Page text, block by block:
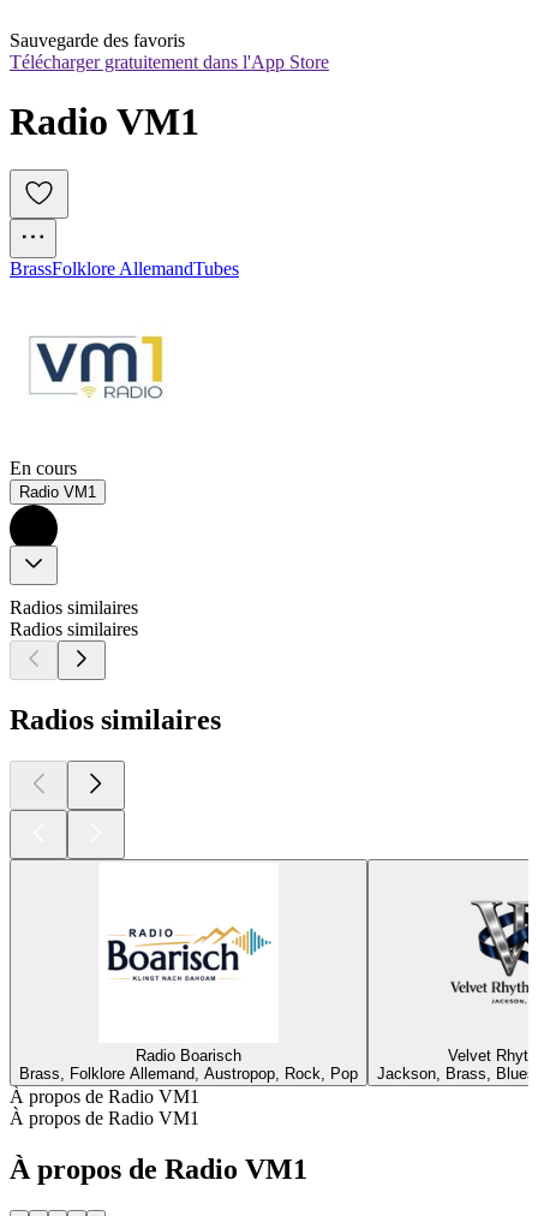
Sauvegarde des favoris
Télécharger gratuitement dans l'App Store
Radio VM1
BrassFolklore AllemandTubes
En cours
Radio VM1
Radios similaires
Radios similaires
Radios similaires
Radio Boarisch
Brass, Folklore Allemand, Austropop, Rock, Pop
Velvet
Jackson, Brass,
À propos de Radio VM1
À propos de Radio VM1
À propos de Radio VM1